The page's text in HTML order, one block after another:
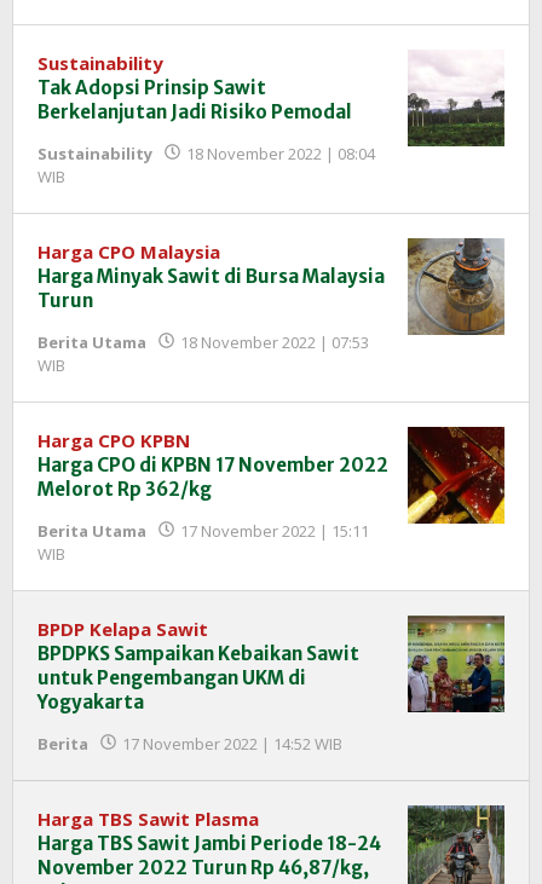
InfoSAWIT
Sustainability
Tak Adopsi Prinsip Sawit
Berkelanjutan Jadi Risiko Pemodal
Sustainability
18 November 2022 | 08:04
WIB
InfoSAWIT
Harga CPO Malaysia
Harga Minyak Sawit di Bursa Malaysia
Turun
Berita Utama
18 November 2022 | 07:53
WIB
InfoSAWIT
Harga CPO KPBN
Harga CPO di KPBN 17 November 2022
Melorot Rp 362/kg
Berita Utama
17 November 2022 | 15:11
WIB
InfoSAWIT
BPDP Kelapa Sawit
BPDPKS Sampaikan Kebaikan Sawit
untuk Pengembangan UKM di
Yogyakarta
Berita 17 November 2022 | 14:52 WIB
InfoSAWIT
Harga TBS Sawit Plasma
Harga TBS Sawit Jambi Periode 18-24
November 2022 Turun Rp 46,87/kg,